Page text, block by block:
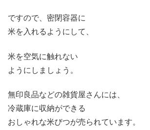
ですので、密閉容器に
米を入れるようにして、
米を空気に触れない
ようにしましょう。
無印良品などの雑貨屋さんには、
冷蔵庫に収納ができる
おしゃれな米びつが売られています。